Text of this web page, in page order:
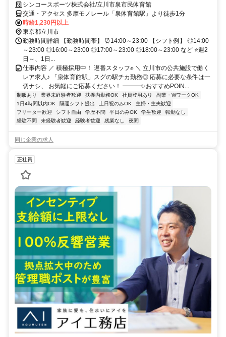
シンコースポーツ株式会社/立川市泉市民体育館
交通・アクセス 多摩モノレール「泉体育館駅」より徒歩1分
時給1,230円以上
東京都立川市
勤務時間詳細 【勤務時間帯】 ⏰14:00～23:00 【シフト例】 ◎14:00
～23:00 ◎16:00～23:00 ◎17:00～23:00 ◎18:00～23:00 など ⭐週2
日～、1日...
仕事内容 ／ 積極採用中！ 遅番スタッフ✊ ＼ 立川市の公共施設で働く
レア求人♪ 「泉体育館駅」スグの駅チカ勤務◎ 応募に必要な条件は一
切ナシ、 お気軽にご応募ください！ ━━━✨おすすめPOIN...
制服あり 業界未経験者歓迎 扶養内勤務OK 社員登用あり
副業・WワークOK
1日4時間以内OK
隔週シフト提出 土日祝のみOK
主婦・主夫歓迎
フリーター歓迎
シフト自由 学歴不問 平日のみOK 学生歓迎
転勤なし
経験不問
未経験者歓迎 経験者歓迎 残業なし 夜間
同じ企業の求人
正社員